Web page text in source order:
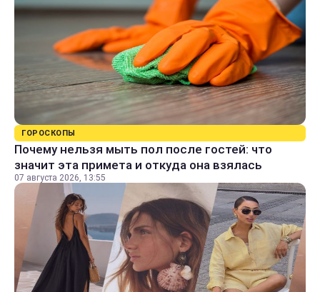
ГОРОСКОПЫ
Почему нельзя мыть пол после гостей: что
значит эта примета и откуда она взялась
07 августа 2026, 13:55